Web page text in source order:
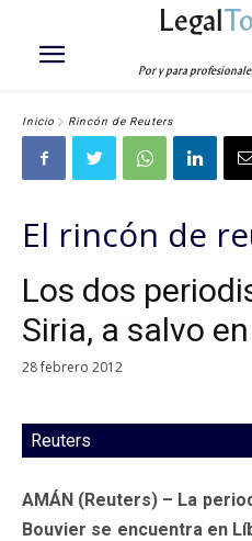
Legal
Por y para
Inicio Rincón de Reuters
El rincón de
Los dos
Siria, a salvo
28 febrero 2012
Reuters
AMÁN (Reuters) – La
Bouvier se encuentra en